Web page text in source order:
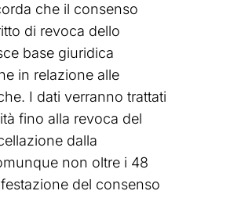
che il consenso
di revoca dello
base giuridica
in relazione alle
I dati verranno trattati
fino alla revoca del
dalla
non oltre i 48
del consenso